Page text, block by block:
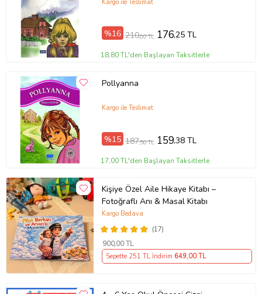
Kargo ile Teslimat
%16 210,00 TL 176,25 TL
18,80 TL'den Başlayan Taksitlerle
Pollyanna
Kargo ile Teslimat
%15 187,50 TL 159,38 TL
17,00 TL'den Başlayan Taksitlerle
Kişiye Özel Aile Hikaye Kitabı –
Fotoğraflı Anı & Masal Kitabı
(17)
Kargo Bedava
900,00 TL
Sepette 251 TL İndirim 649,00 TL